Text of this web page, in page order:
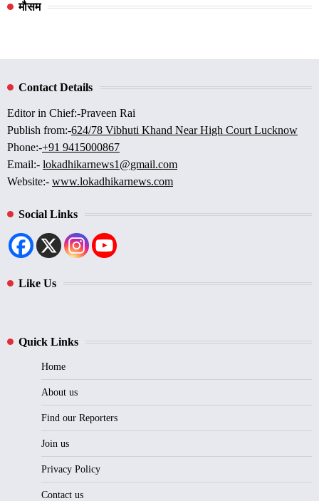
मौसम
Contact Details
Editor in Chief:-Praveen Rai
Publish from:-624/78 Vibhuti Khand Near High Court Lucknow
Phone:-+91 9415000867
Email:- lokadhikarnews1@gmail.com
Website:- www.lokadhikarnews.com
Social Links
Like Us
Quick Links
Home
About us
Find our Reporters
Join us
Privacy Policy
Contact us